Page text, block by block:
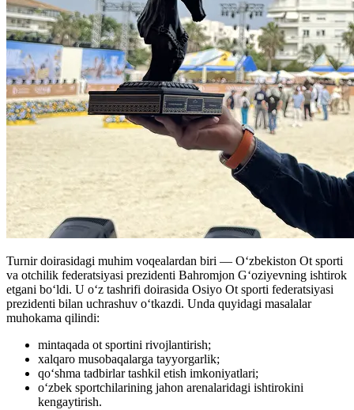
Turnir doirasidagi muhim voqealardan biri — O‘zbekiston Ot sporti
va otchilik federatsiyasi prezidenti Bahromjon G‘oziyevning ishtirok
etgani bo‘ldi. U o‘z tashrifi doirasida Osiyo Ot sporti federatsiyasi
prezidenti bilan uchrashuv o‘tkazdi. Unda quyidagi masalalar
muhokama qilindi:
mintaqada ot sportini rivojlantirish;
xalqaro musobaqalarga tayyorgarlik;
qo‘shma tadbirlar tashkil etish imkoniyatlari;
o‘zbek sportchilarining jahon arenalaridagi ishtirokini
kengaytirish.